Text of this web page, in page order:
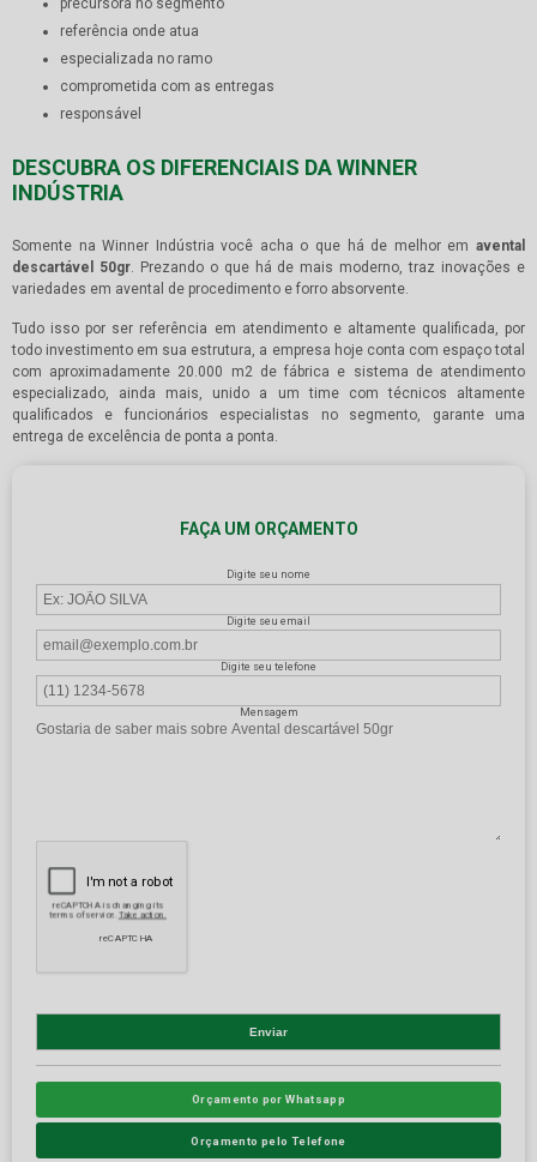
precursora no segmento
referência onde atua
especializada no ramo
comprometida com as entregas
responsável
DESCUBRA OS DIFERENCIAIS DA WINNER
INDÚSTRIA
Somente na Winner Indústria você acha o que há de melhor em avental
descartável 50gr. Prezando o que há de mais moderno, traz inovações e
variedades em avental de procedimento e forro absorvente.
Tudo isso por ser referência em atendimento e altamente qualificada, por
todo investimento em sua estrutura, a empresa hoje conta com espaço total
com aproximadamente 20.000 m2 de fábrica e sistema de atendimento
especializado, ainda mais, unido a um time com técnicos altamente
qualificados e funcionários especialistas no segmento, garante uma
entrega de excelência de ponta a ponta.
FAÇA UM ORÇAMENTO
Digite seu nome
Digite seu email
Digite seu telefone
Mensagem
Orçamento por Whatsapp
Orçamento pelo Telefone